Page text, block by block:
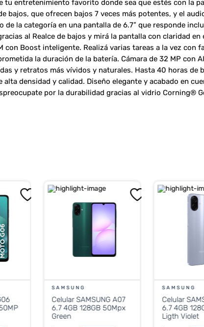
entretenimiento favorito donde sea que estés con la
bajos, que ofrecen bajos 7 veces más potentes, y el
de la categoría en una pantalla de 6.7” que responde
al Realce de bajos y mirá la pantalla con claridad
con Boost inteligente. Realizá varias tareas a la vez con
la duración de la batería. Cámara de 32 MP con
y retratos más vívidos y naturales. Hasta 40 horas de
densidad y calidad. Diseño elegante y acabado en
por la durabilidad gracias al vidrio Corning®
SAMSUNG
Celular SAMSUNG A07
6.7 4GB 128GB 50Mpx
Green
SAMSUNG
Celular
6.7 4GB
Ligth Violet